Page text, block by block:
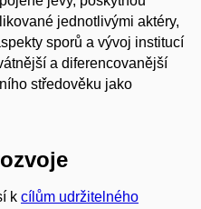
jednotlivými aktéry,
sporů a vývoj institucí
a diferencovanější
středověku jako
k cílům udržitelného